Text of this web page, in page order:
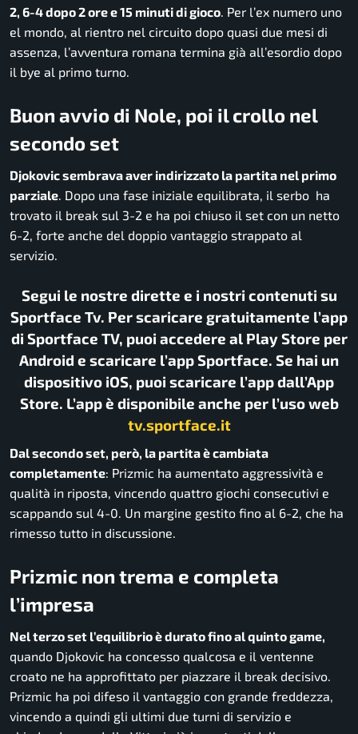
2, 6-4 dopo 2 ore e 15 minuti di gioco. Per l’ex numero uno
el mondo, al rientro nel circuito dopo quasi due mesi di
assenza, l’avventura romana termina già all’esordio dopo
il bye al primo turno.
Buon avvio di Nole, poi il crollo nel
secondo set
Djokovic sembrava aver indirizzato la partita nel primo
parziale . Dopo una fase iniziale equilibrata, il serbo ha
trovato il break sul 3-2 e ha poi chiuso il set con un netto
6-2, forte anche del doppio vantaggio strappato al
servizio.
Segui le nostre dirette e i nostri contenuti su
Sportface Tv. Per scaricare gratuitamente l’app
di Sportface TV, puoi accedere al Play Store per
Android e scaricare l’app Sportface. Se hai un
dispositivo iOS, puoi scaricare l’app dall’App
Store. L’app è disponibile anche per l’uso web
tv.sportface.it
Dal secondo set, però, la partita è cambiata
completamente: Prizmic ha aumentato aggressività e
qualità in riposta, vincendo quattro giochi consecutivi e
scappando sul 4-0. Un margine gestito fino al 6-2, che ha
rimesso tutto in discussione.
Prizmic non trema e completa
l’impresa
Nel terzo set l’equilibrio è durato fino al quinto game,
quando Djokovic ha concesso qualcosa e il ventenne
croato ne ha approfittato per piazzare il break decisivo.
Prizmic ha poi difeso il vantaggio con grande freddezza,
vincendo a quindi gli ultimi due turni di servizio e